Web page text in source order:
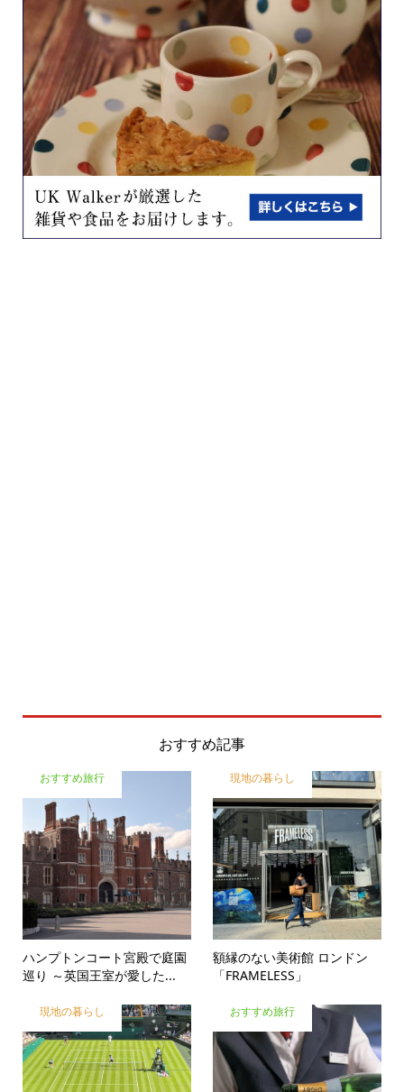
おすすめ記事
おすすめ旅行
ハンプトンコート宮殿で庭園
巡り ～英国王室が愛した...
現地の暮らし
額縁のない美術館 ロンドン
「FRAMELESS」
現地の暮らし おすすめ旅行